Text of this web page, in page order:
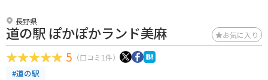
長野県
道の駅 ぽかぽかランド美麻 お気に入り
5 （口コミ1件）
#道の駅